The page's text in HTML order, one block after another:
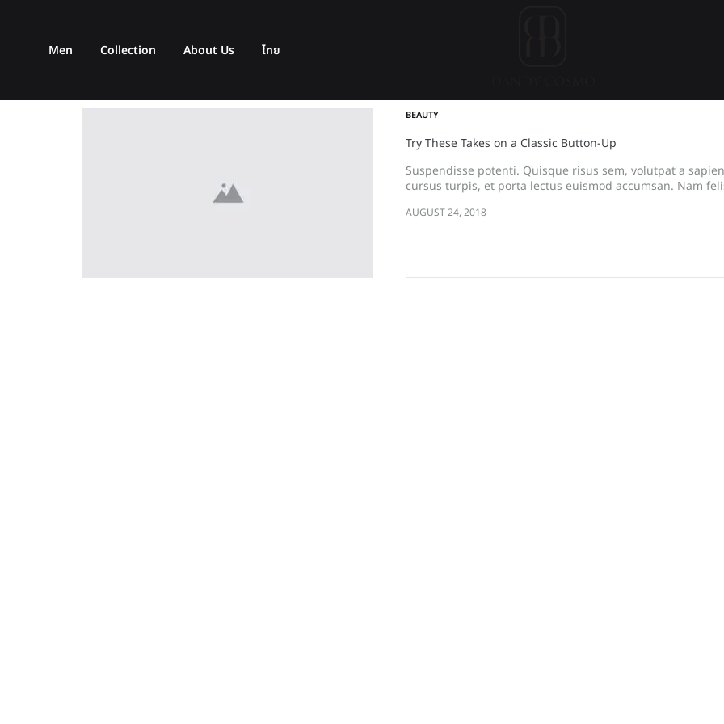
Men Collection About Us ไทย
Dandy
เสื้อผ้า
ชุด
ผู้ชาย
สไตล์
BEAUTY
Try These Takes on a Classic Button-Up
Suspendisse potenti. Quisque risus sem, volutpat a
cursus turpis, et porta lectus euismod accumsan. Nam
AUGUST 24, 2018